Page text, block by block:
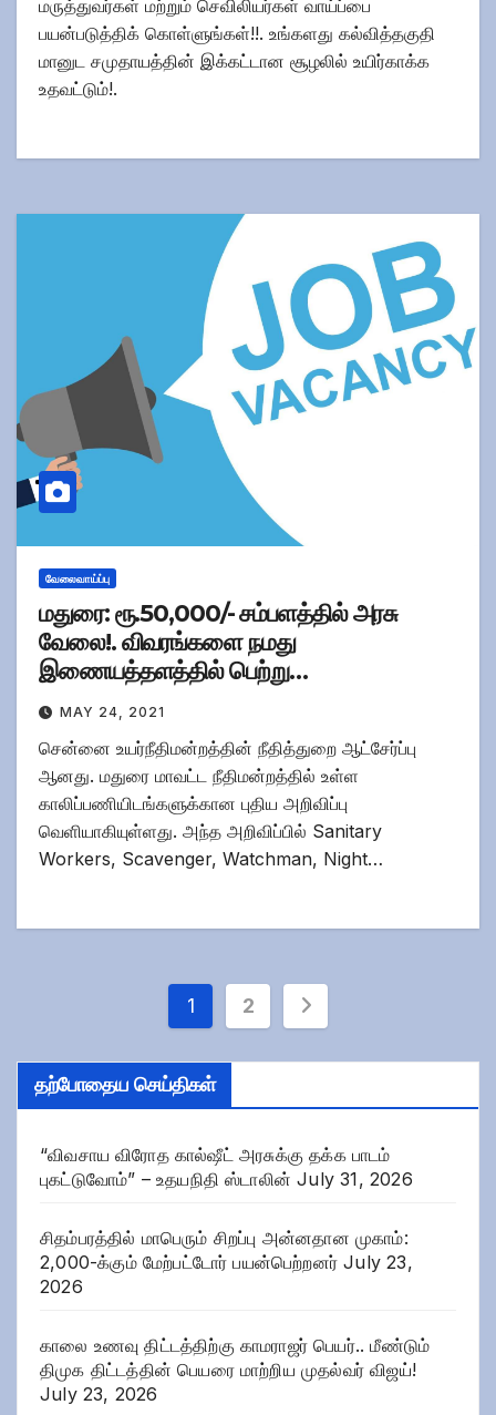
மருத்துவர்கள் மற்றும் செவிலியர்கள் வாய்ப்பை
பயன்படுத்திக் கொள்ளுங்கள்!!. உங்களது கல்வித்தகுதி
மானுட சமுதாயத்தின் இக்கட்டான சூழலில் உயிர்காக்க
உதவட்டும்!.
வேலைவாய்ப்பு
மதுரை: ரூ.50,000/- சம்பளத்தில் அரசு
வேலை!. விவரங்களை நமது
இணையத்தளத்தில் பெற்று
விண்ணப்பிக்கலாம்!!
MAY 24, 2021
சென்னை உயர்நீதிமன்றத்தின் நீதித்துறை ஆட்சேர்ப்பு
ஆனது. மதுரை மாவட்ட நீதிமன்றத்தில் உள்ள
காலிப்பணியிடங்களுக்கான புதிய அறிவிப்பு
வெளியாகியுள்ளது. அந்த அறிவிப்பில் Sanitary
Workers, Scavenger, Watchman, Night…
Posts
pagination
1 2
தற்போதைய செய்திகள்
“விவசாய விரோத கால்ஷீட் அரசுக்கு தக்க பாடம்
புகட்டுவோம்” – உதயநிதி ஸ்டாலின் July 31, 2026
சிதம்பரத்தில் மாபெரும் சிறப்பு அன்னதான முகாம்:
2,000-க்கும் மேற்பட்டோர் பயன்பெற்றனர் July 23,
2026
காலை உணவு திட்டத்திற்கு காமராஜர் பெயர்.. மீண்டும்
திமுக திட்டத்தின் பெயரை மாற்றிய முதல்வர் விஜய்!
July 23, 2026